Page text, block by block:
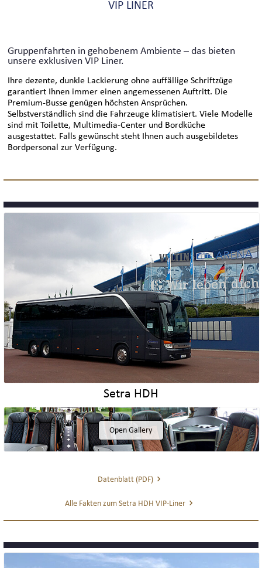
VIP LINER
Gruppenfahrten in gehobenem Ambiente – das bieten
unsere exklusiven VIP Liner.
Ihre dezente, dunkle Lackierung ohne auffällige Schriftzüge
garantiert Ihnen immer einen angemessenen Auftritt. Die
Premium-Busse genügen höchsten Ansprüchen.
Selbstverständlich sind die Fahrzeuge klimatisiert. Viele Modelle
sind mit Toilette, Multimedia-Center und Bordküche
ausgestattet. Falls gewünscht steht Ihnen auch ausgebildetes
Bordpersonal zur Verfügung.
Setra HDH
Open Gallery
Datenblatt (PDF)
Alle Fakten zum Setra HDH VIP-Liner